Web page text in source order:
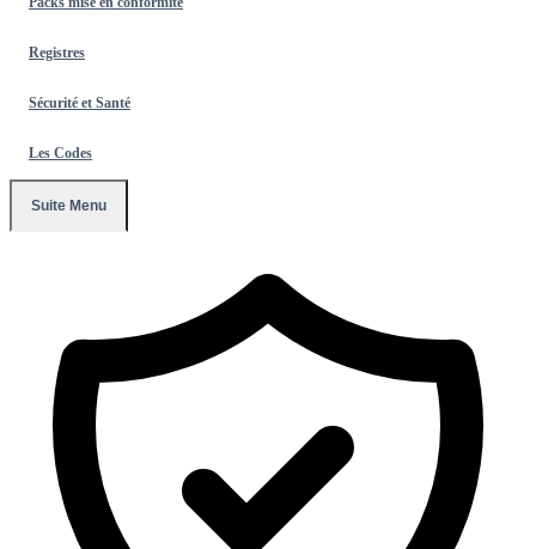
Registres
Sécurité et Santé
Les Codes
Suite Menu